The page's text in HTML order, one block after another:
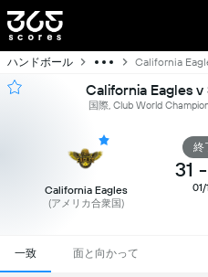
ハンドボール California
California Eagles
国際, Club World
California Eagles
(アメリカ合衆国)
終
31 -
01/
一致 面と向かって